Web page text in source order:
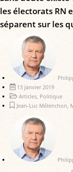
les électorats RN
séparent sur les
13 janvier 2019
Articles, Politique
Jean-Luc Mélenchon,